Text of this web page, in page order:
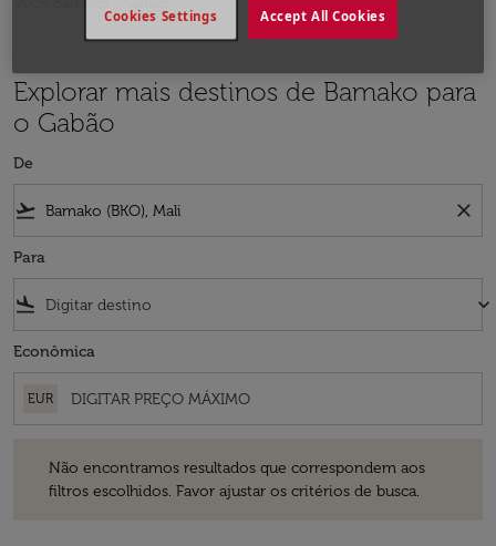
Explorar mais destinos de Bamako para
o Gabão
De
flight_takeoff close
Para
flight_land keyboard_arrow_down
Econômica
EUR
Não encontramos resultados que correspondem aos
filtros escolhidos. Favor ajustar os critérios de busca.
Accept All Cookies
Cookies Settings